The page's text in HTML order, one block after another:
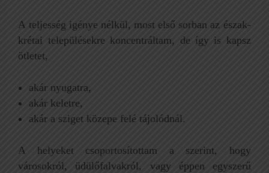
A teljesség igénye nélkül, most első sorban az észak-
krétai településekre koncentráltam, de így is kapsz
ötletet,
akár nyugatra,
akár keletre,
akár a sziget közepe felé tájolódnál.
A helyeket csoportosítottam a szerint, hogy
városokról, üdülőfalvakról, vagy éppen egyszerű